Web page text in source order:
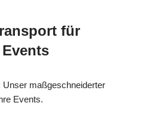
für
maßgeschneiderter
Events.